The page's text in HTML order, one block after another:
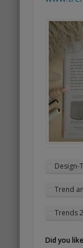
Design-
Trend
Trends
Did you